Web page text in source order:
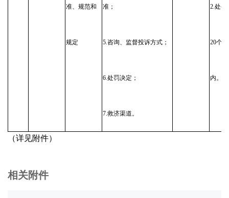
准、规范和
规定
准；
5.咨询、监督投诉方式；
6.处罚决定；
7.救济渠道。
2.处罚
20个
内。
（详见附件）
相关附件